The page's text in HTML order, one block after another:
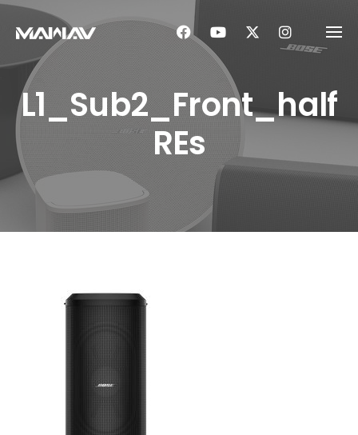
Skip
content
L1_Sub2_Front_half
REs